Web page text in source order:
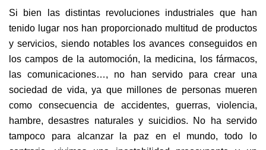
Si bien las distintas revoluciones industriales que han
tenido lugar nos han proporcionado multitud de productos
y servicios, siendo notables los avances conseguidos en
los campos de la automoción, la medicina, los fármacos,
las comunicaciones…, no han servido para crear una
sociedad de vida, ya que millones de personas mueren
como consecuencia de accidentes, guerras, violencia,
hambre, desastres naturales y suicidios. No ha servido
tampoco para alcanzar la paz en el mundo, todo lo